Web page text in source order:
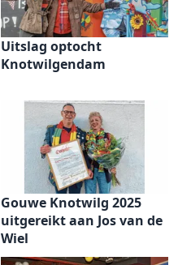
Uitslag optocht
Knotwilgendam
Gouwe Knotwilg 2025
uitgereikt aan Jos van de
Wiel